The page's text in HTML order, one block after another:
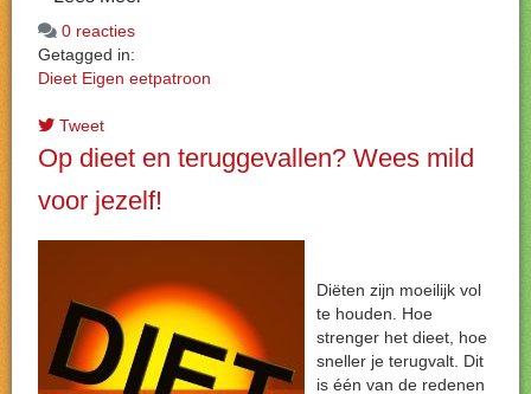
0 reacties
Getagged in:
Dieet Eigen eetpatroon
Tweet
Op dieet en teruggevallen? Wees mild
voor jezelf!
Diëten zijn moeilijk vol
te houden. Hoe
strenger het dieet, hoe
sneller je terugvalt. Dit
is één van de redenen